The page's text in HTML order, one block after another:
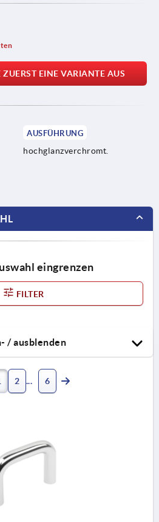
EINE VARIANTE AUS
AUSFÜHRUNG
hochglanzverchromt.
eingrenzen
FILTER
/ ausblenden
2 6